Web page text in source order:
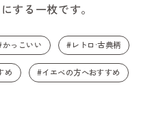
する一枚です。
かっこいい #レトロ·古典柄
め #イエベの方へおすすめ